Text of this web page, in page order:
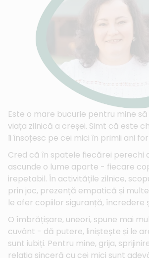
Este o mare bucurie pentru mine
viața zilnică a creșei. Simt că este
îi însoțesc pe cei mici în primii ani
Cred că în spatele fiecărei perechi
ascunde o lume aparte - fiecare
irepetabil. În activitățile zilnice,
prin joc, prezență empatică și
le ofer copiilor siguranță, încredere
O îmbrățișare, uneori, spune mai
cuvânt - dă putere, liniștește și le
sunt iubiți. Pentru mine, grija,
relația sinceră cu cei mici sunt